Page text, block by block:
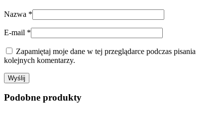
Nazwa *
E-mail *
Zapamiętaj moje dane w tej przeglądarce podczas pisania
kolejnych komentarzy.
Podobne produkty